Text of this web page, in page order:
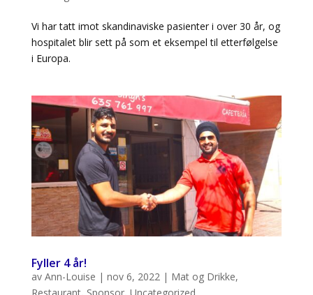
Vi har tatt imot skandinaviske pasienter i over 30 år, og
hospitalet blir sett på som et eksempel til etterfølgelse
i Europa.
Fyller 4 år!
av Ann-Louise | nov 6, 2022 | Mat og Drikke,